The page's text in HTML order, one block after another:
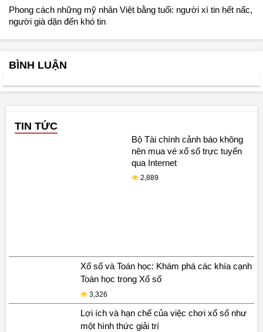
Phong cách những mỹ nhân Việt bằng tuổi: người xì tin hết nấc,
người già dặn đến khó tin
BÌNH LUẬN
TIN TỨC
Bộ Tài chính cảnh báo không
nên mua vé xổ số trực tuyến
qua Internet
2,889
Xổ số và Toán học: Khám phá các khía cạnh
Toán học trong Xổ số
3,326
Lợi ích và hạn chế của việc chơi xổ số như
một hình thức giải trí